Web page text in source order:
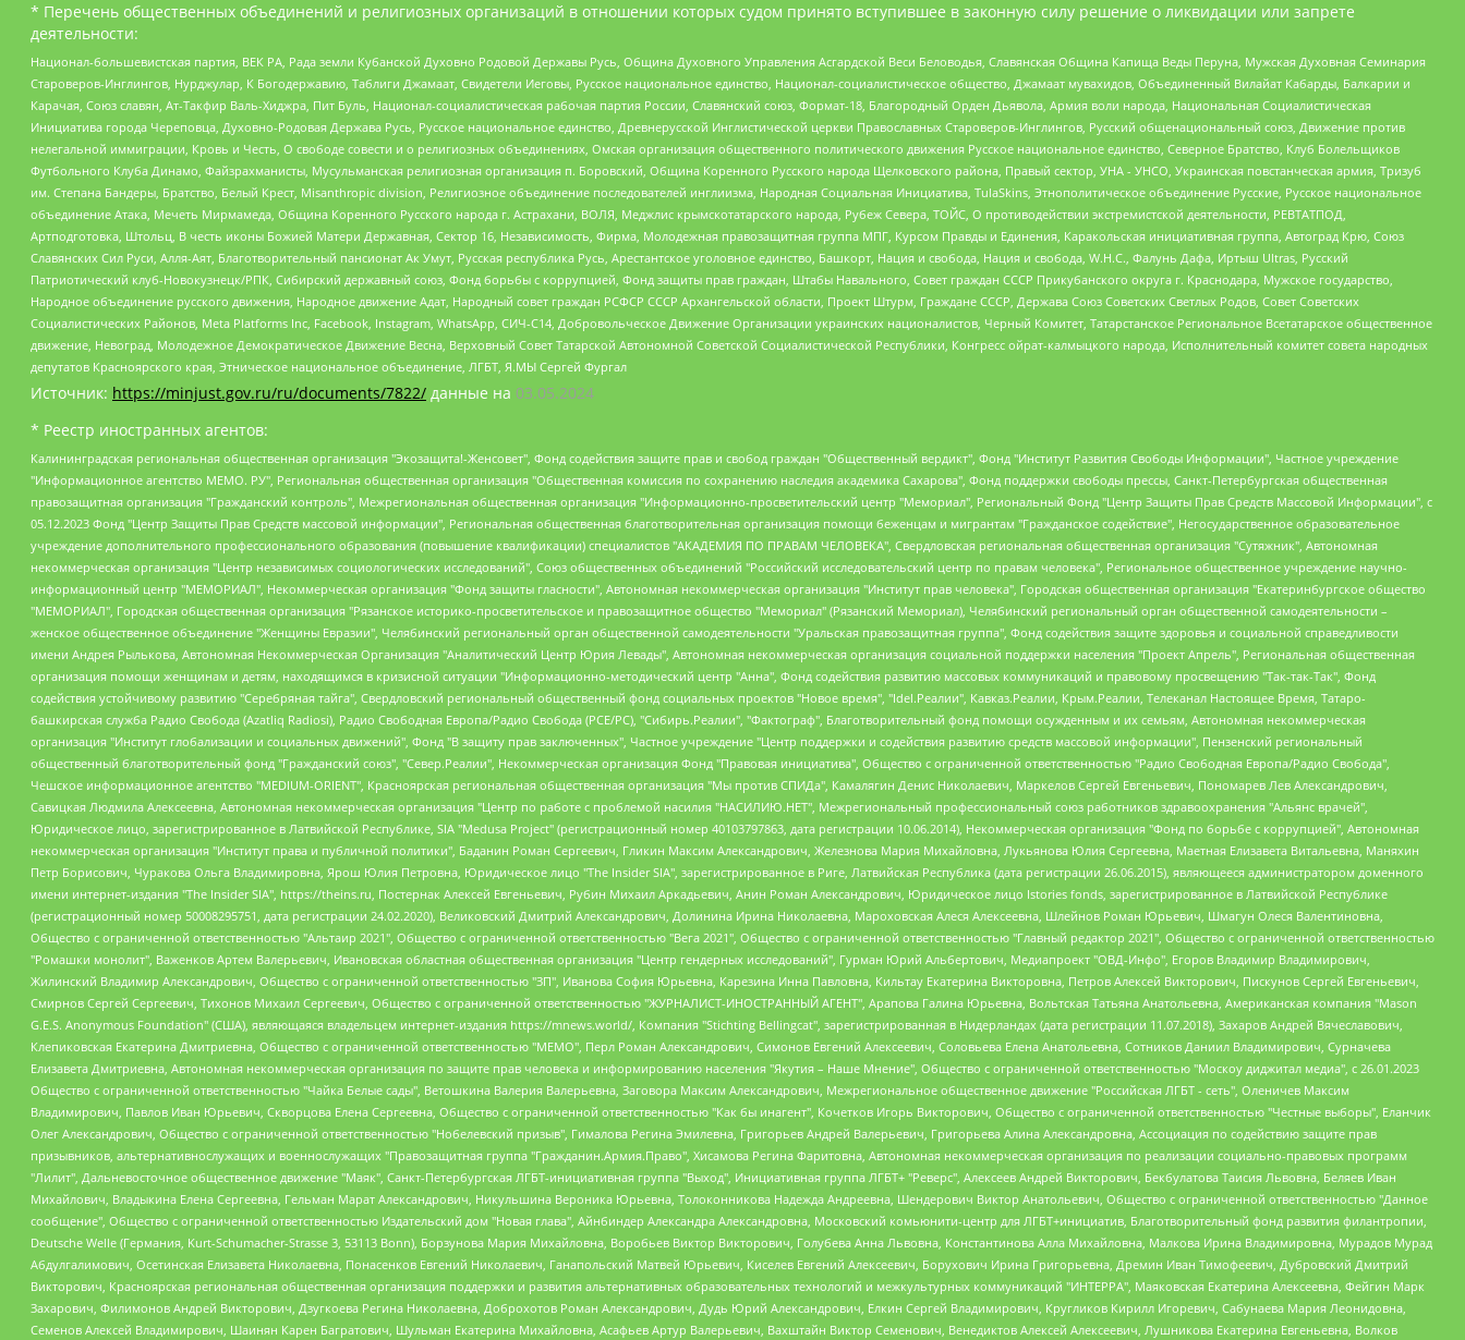
* Перечень общественных объединений и религиозных организаций в отношении которых судом принято вступившее в законную силу решение о ликвидации или запрете
деятельности:
Национал-большевистская партия, ВЕК РА, Рада земли Кубанской Духовно Родовой Державы Русь, Община Духовного Управления Асгардской Веси Беловодья, Славянская Община Капища Веды Перуна, Мужская Духовная Семинария
Староверов-Инглингов, Нурджулар, К Богодержавию, Таблиги Джамаат, Свидетели Иеговы, Русское национальное единство, Национал-социалистическое общество, Джамаат мувахидов, Объединенный Вилайат Кабарды, Балкарии и
Карачая, Союз славян, Ат-Такфир Валь-Хиджра, Пит Буль, Национал-социалистическая рабочая партия России, Славянский союз, Формат-18, Благородный Орден Дьявола, Армия воли народа, Национальная Социалистическая
Инициатива города Череповца, Духовно-Родовая Держава Русь, Русское национальное единство, Древнерусской Инглистической церкви Православных Староверов-Инглингов, Русский общенациональный союз, Движение против
нелегальной иммиграции, Кровь и Честь, О свободе совести и о религиозных объединениях, Омская организация общественного политического движения Русское национальное единство, Северное Братство, Клуб Болельщиков
Футбольного Клуба Динамо, Файзрахманисты, Мусульманская религиозная организация п. Боровский, Община Коренного Русского народа Щелковского района, Правый сектор, УНА - УНСО, Украинская повстанческая армия, Тризуб
им. Степана Бандеры, Братство, Белый Крест, Misanthropic division, Религиозное объединение последователей инглиизма, Народная Социальная Инициатива, TulaSkins, Этнополитическое объединение Русские, Русское национальное
объединение Атака, Мечеть Мирмамеда, Община Коренного Русского народа г. Астрахани, ВОЛЯ, Меджлис крымскотатарского народа, Рубеж Севера, ТОЙС, О противодействии экстремистской деятельности, РЕВТАТПОД,
Артподготовка, Штольц, В честь иконы Божией Матери Державная, Сектор 16, Независимость, Фирма, Молодежная правозащитная группа МПГ, Курсом Правды и Единения, Каракольская инициативная группа, Автоград Крю, Союз
Славянских Сил Руси, Алля-Аят, Благотворительный пансионат Ак Умут, Русская республика Русь, Арестантское уголовное единство, Башкорт, Нация и свобода, Нация и свобода, W.H.С., Фалунь Дафа, Иртыш Ultras, Русский
Патриотический клуб-Новокузнецк/РПК, Сибирский державный союз, Фонд борьбы с коррупцией, Фонд защиты прав граждан, Штабы Навального, Совет граждан СССР Прикубанского округа г. Краснодара, Мужское государство,
Народное объединение русского движения, Народное движение Адат, Народный совет граждан РСФСР СССР Архангельской области, Проект Штурм, Граждане СССР, Держава Союз Советских Светлых Родов, Совет Советских
Социалистических Районов, Meta Platforms Inc, Facebook, Instagram, WhatsApp, СИЧ-С14, Добровольческое Движение Организации украинских националистов, Черный Комитет, Татарстанское Региональное Всетатарское общественное
движение, Невоград, Молодежное Демократическое Движение Весна, Верховный Совет Татарской Автономной Советской Социалистической Республики, Конгресс ойрат-калмыцкого народа, Исполнительный комитет совета народных
депутатов Красноярского края, Этническое национальное объединение, ЛГБТ, Я.МЫ Сергей Фургал
Источник: https://minjust.gov.ru/ru/documents/7822/ данные на 03.05.2024
* Реестр иностранных агентов:
Калининградская региональная общественная организация "Экозащита!-Женсовет", Фонд содействия защите прав и свобод граждан "Общественный вердикт", Фонд "Институт Развития Свободы Информации", Частное учреждение "Информационное агентство МЕМО. РУ", Региональная общественная организация "Общественная комиссия по сохранению наследия академика Сахарова", Фонд поддержки свободы прессы, Санкт-Петербургская общественная правозащитная организация "Гражданский контроль", Межрегиональная общественная организация "Информационно-просветительский центр "Мемориал", Региональный Фонд "Центр Защиты Прав Средств Массовой Информации", с 05.12.2023 Фонд "Центр Защиты Прав Средств массовой информации", Региональная общественная благотворительная организация помощи беженцам и мигрантам "Гражданское содействие", Негосударственное образовательное учреждение дополнительного профессионального образования (повышение квалификации) специалистов "АКАДЕМИЯ ПО ПРАВАМ ЧЕЛОВЕКА", Свердловская региональная общественная организация "Сутяжник", Автономная некоммерческая организация "Центр независимых социологических исследований", Союз общественных объединений "Российский исследовательский центр по правам человека", Региональное общественное учреждение научно-информационный центр "МЕМОРИАЛ", Некоммерческая организация "Фонд защиты гласности", Автономная некоммерческая организация "Институт прав человека", Городская общественная организация "Екатеринбургское общество "МЕМОРИАЛ", Городская общественная организация "Рязанское историко-просветительское и правозащитное общество "Мемориал" (Рязанский Мемориал), Челябинский региональный орган общественной самодеятельности – женское общественное объединение "Женщины Евразии", Челябинский региональный орган общественной самодеятельности "Уральская правозащитная группа", Фонд содействия защите здоровья и социальной справедливости имени Андрея Рылькова, Автономная Некоммерческая Организация "Аналитический Центр Юрия Левады", Автономная некоммерческая организация социальной поддержки населения "Проект Апрель", Региональная общественная организация помощи женщинам и детям, находящимся в кризисной ситуации "Информационно-методический центр "Анна", Фонд содействия развитию массовых коммуникаций и правовому просвещению "Так-так-Так", Фонд содействия устойчивому развитию "Серебряная тайга", Свердловский региональный общественный фонд социальных проектов "Новое время", "Idel.Реалии", Кавказ.Реалии, Крым.Реалии, Телеканал Настоящее Время, Татаро-башкирская служба Радио Свобода (Azatliq Radiosi), Радио Свободная Европа/Радио Свобода (PCE/PC), "Сибирь.Реалии", "Фактограф", Благотворительный фонд помощи осужденным и их семьям, Автономная некоммерческая организация "Институт глобализации и социальных движений", Фонд "В защиту прав заключенных", Частное учреждение "Центр поддержки и содействия развитию средств массовой информации", Пензенский региональный общественный благотворительный фонд "Гражданский союз", "Север.Реалии", Некоммерческая организация Фонд "Правовая инициатива", Общество с ограниченной ответственностью "Радио Свободная Европа/Радио Свобода", Чешское информационное агентство "MEDIUM-ORIENT", Красноярская региональная общественная организация "Мы против СПИДа", Камалягин Денис Николаевич, Маркелов Сергей Евгеньевич, Пономарев Лев Александрович, Савицкая Людмила Алексеевна, Автономная некоммерческая организация "Центр по работе с проблемой насилия "НАСИЛИЮ.НЕТ", Межрегиональный профессиональный союз работников здравоохранения "Альянс врачей", Юридическое лицо, зарегистрированное в Латвийской Республике, SIA "Medusa Project" (регистрационный номер 40103797863, дата регистрации 10.06.2014), Некоммерческая организация "Фонд по борьбе с коррупцией", Автономная некоммерческая организация "Институт права и публичной политики", Баданин Роман Сергеевич, Гликин Максим Александрович, Железнова Мария Михайловна, Лукьянова Юлия Сергеевна, Маетная Елизавета Витальевна, Маняхин Петр Борисович, Чуракова Ольга Владимировна, Ярош Юлия Петровна, Юридическое лицо "The Insider SIA", зарегистрированное в Риге, Латвийская Республика (дата регистрации 26.06.2015), являющееся администратором доменного имени интернет-издания "The Insider SIA", https://theins.ru, Постернак Алексей Евгеньевич, Рубин Михаил Аркадьевич, Анин Роман Александрович, Юридическое лицо Istories fonds, зарегистрированное в Латвийской Республике (регистрационный номер 50008295751, дата регистрации 24.02.2020), Великовский Дмитрий Александрович, Долинина Ирина Николаевна, Мароховская Алеся Алексеевна, Шлейнов Роман Юрьевич, Шмагун Олеся Валентиновна, Общество с ограниченной ответственностью "Альтаир 2021", Общество с ограниченной ответственностью "Вега 2021", Общество с ограниченной ответственностью "Главный редактор 2021", Общество с ограниченной ответственностью "Ромашки монолит", Важенков Артем Валерьевич, Ивановская областная общественная организация "Центр гендерных исследований", Гурман Юрий Альбертович, Медиапроект "ОВД-Инфо", Егоров Владимир Владимирович, Жилинский Владимир Александрович, Общество с ограниченной ответственностью "ЗП", Иванова София Юрьевна, Карезина Инна Павловна, Кильтау Екатерина Викторовна, Петров Алексей Викторович, Пискунов Сергей Евгеньевич, Смирнов Сергей Сергеевич, Тихонов Михаил Сергеевич, Общество с ограниченной ответственностью "ЖУРНАЛИСТ-ИНОСТРАННЫЙ АГЕНТ", Арапова Галина Юрьевна, Вольтская Татьяна Анатольевна, Американская компания "Mason G.E.S. Anonymous Foundation" (США), являющаяся владельцем интернет-издания https://mnews.world/, Компания "Stichting Bellingcat", зарегистрированная в Нидерландах (дата регистрации 11.07.2018), Захаров Андрей Вячеславович, Клепиковская Екатерина Дмитриевна, Общество с ограниченной ответственностью "МЕМО", Перл Роман Александрович, Симонов Евгений Алексеевич, Соловьева Елена Анатольевна, Сотников Даниил Владимирович, Сурначева Елизавета Дмитриевна, Автономная некоммерческая организация по защите прав человека и информированию населения "Якутия – Наше Мнение", Общество с ограниченной ответственностью "Москоу диджитал медиа", с 26.01.2023 Общество с ограниченной ответственностью "Чайка Белые сады", Ветошкина Валерия Валерьевна, Заговора Максим Александрович, Межрегиональное общественное движение "Российская ЛГБТ - сеть", Оленичев Максим Владимирович, Павлов Иван Юрьевич, Скворцова Елена Сергеевна, Общество с ограниченной ответственностью "Как бы инагент", Кочетков Игорь Викторович, Общество с ограниченной ответственностью "Честные выборы", Еланчик Олег Александрович, Общество с ограниченной ответственностью "Нобелевский призыв", Гималова Регина Эмилевна, Григорьев Андрей Валерьевич, Григорьева Алина Александровна, Ассоциация по содействию защите прав призывников, альтернативнослужащих и военнослужащих "Правозащитная группа "Гражданин.Армия.Право", Хисамова Регина Фаритовна, Автономная некоммерческая организация по реализации социально-правовых программ "Лилит", Дальневосточное общественное движение "Маяк", Санкт-Петербургская ЛГБТ-инициативная группа "Выход", Инициативная группа ЛГБТ+ "Реверс", Алексеев Андрей Викторович, Бекбулатова Таисия Львовна, Беляев Иван Михайлович, Владыкина Елена Сергеевна, Гельман Марат Александрович, Никульшина Вероника Юрьевна, Толоконникова Надежда Андреевна, Шендерович Виктор Анатольевич, Общество с ограниченной ответственностью "Данное сообщение", Общество с ограниченной ответственностью Издательский дом "Новая глава", Айнбиндер Александра Александровна, Московский комьюнити-центр для ЛГБТ+инициатив, Благотворительный фонд развития филантропии, Deutsche Welle (Германия, Kurt-Schumacher-Strasse 3, 53113 Bonn), Борзунова Мария Михайловна, Воробьев Виктор Викторович, Голубева Анна Львовна, Константинова Алла Михайловна, Малкова Ирина Владимировна, Мурадов Мурад Абдулгалимович, Осетинская Елизавета Николаевна, Понасенков Евгений Николаевич, Ганапольский Матвей Юрьевич, Киселев Евгений Алексеевич, Борухович Ирина Григорьевна, Дремин Иван Тимофеевич, Дубровский Дмитрий Викторович, Красноярская региональная общественная организация поддержки и развития альтернативных образовательных технологий и межкультурных коммуникаций "ИНТЕРРА", Маяковская Екатерина Алексеевна, Фейгин Марк Захарович, Филимонов Андрей Викторович, Дзугкоева Регина Николаевна, Доброхотов Роман Александрович, Дудь Юрий Александрович, Елкин Сергей Владимирович, Кругликов Кирилл Игоревич, Сабунаева Мария Леонидовна, Семенов Алексей Владимирович, Шаинян Карен Багратович, Шульман Екатерина Михайловна, Асафьев Артур Валерьевич, Вахштайн Виктор Семенович, Венедиктов Алексей Алексеевич, Лушникова Екатерина Евгеньевна, Волков Леонид Михайлович, Невзоров Александр Глебович, Пархоменко Сергей Борисович, Сироткин Ярослав Николаевич, Кара-Мурза Владимир Владимирович, Баранова Наталья Владимировна, Гозман Леонид Яковлевич, Кагарлицкий Борис Юльевич, Климарев Михаил Валерьевич, Милов Владимир Станиславович, Автономная некоммерческая организация Краснодарский центр современного искусства "Типография", Моргенштерн Алишер Тагирович, Соболь Любовь Эдуардовна, Общество с ограниченной ответственностью "ЛИЗА НОРМ", Каспаров Гарри Кимович, Ходорковский Михаил Борисович, Общество с ограниченной ответственностью "Апрельские тезисы", Данилович Ирина Брониславовна, Кашин Олег Владимирович, Петров Николай Владимирович, Пивоваров Алексей Владимирович, Соколов Михаил Владимирович, Цветкова Юлия Владимировна, Чичваркин Евгений Александрович, Комитет против пыток/Команда против пыток, Общество с ограниченной ответственностью "Первый научный", Общество с ограниченной ответственностью "Вертолет и ко", Белоцерковская Вероника Борисовна, Кац Максим Евгеньевич, Лазарева Татьяна Юрьевна, Шаведдинов Руслан Табризович, Яшин Илья Валерьевич, Общество с ограниченной ответственностью "Иноагент ААВ", Алешковский Дмитрий Петрович, Альбац Евгения Марковна, Быков Дмитрий Львович, Галямина Юлия Евгеньевна, Лойко Сергей Леонидович, Мартынов Кирилл Константинович, Медведев Сергей Александрович, Крашенинников Федор Геннадиевич, Гордеева Катерина Вл